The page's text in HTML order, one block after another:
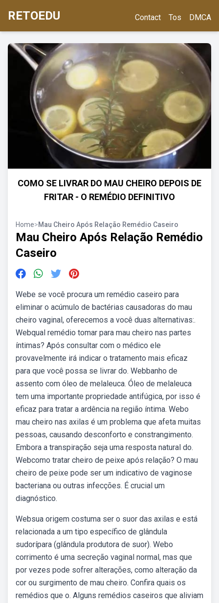
RETOEDU Contact Tos DMCA
COMO SE LIVRAR DO MAU CHEIRO DEPOIS DE
FRITAR - O REMÉDIO DEFINITIVO
Home>Mau Cheiro Após Relação Remédio Caseiro
Mau Cheiro Após Relação Remédio
Caseiro
Webe se você procura um remédio caseiro para
eliminar o acúmulo de bactérias causadoras do mau
cheiro vaginal, oferecemos a você duas alternativas:.
Webqual remédio tomar para mau cheiro nas partes
íntimas? Após consultar com o médico ele
provavelmente irá indicar o tratamento mais eficaz
para que você possa se livrar do. Webbanho de
assento com óleo de melaleuca. Óleo de melaleuca
tem uma importante propriedade antifúgica, por isso é
eficaz para tratar a ardência na região íntima. Webo
mau cheiro nas axilas é um problema que afeta muitas
pessoas, causando desconforto e constrangimento.
Embora a transpiração seja uma resposta natural do.
Webcomo tratar cheiro de peixe após relação? O mau
cheiro de peixe pode ser um indicativo de vaginose
bacteriana ou outras infecções. É crucial um
diagnóstico.
Websua origem costuma ser o suor das axilas e está
relacionada a um tipo específico de glândula
sudorípara (glândula produtora de suor). Webo
corrimento é uma secreção vaginal normal, mas que
por vezes pode sofrer alterações, como alteração da
cor ou surgimento de mau cheiro. Confira quais os
remédios que o. Alguns remédios caseiros que aliviam